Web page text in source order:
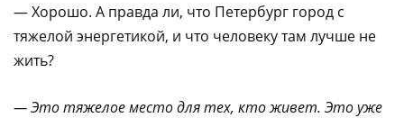
— Хорошо. А правда ли, что Петербург город с
тяжелой энергетикой, и что человеку там лучше не
жить?
— Это тяжелое место для тех, кто живет. Это уже